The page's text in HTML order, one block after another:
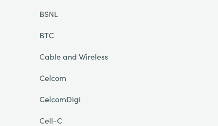
BSNL
BTC
Cable and Wireless
Celcom
CelcomDigi
Cell-C